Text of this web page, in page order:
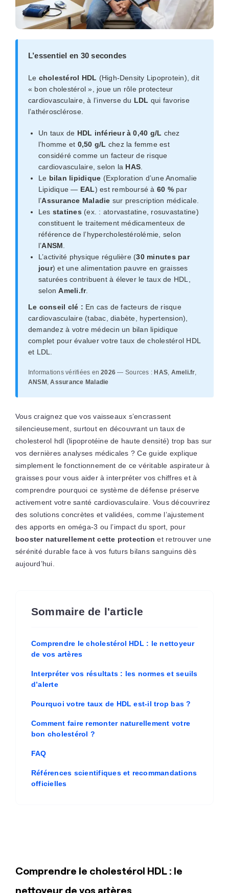
L’essentiel en 30 secondes
Le cholestérol HDL (High-Density Lipoprotein), dit
« bon cholestérol », joue un rôle protecteur
cardiovasculaire, à l’inverse du LDL qui favorise
l’athérosclérose.
Un taux de HDL inférieur à 0,40 g/L chez
l’homme et 0,50 g/L chez la femme est
considéré comme un facteur de risque
cardiovasculaire, selon la HAS
Le bilan lipidique (Exploration d’une Anomalie
Lipidique — EAL) est remboursé à 60 %par
l’Assurance Maladie sur prescription médicale.
Les statines (ex. : atorvastatine, rosuvastatine)
constituent le traitement médicamenteux de
référence de l’hypercholestérolémie, selon
l’ANSM
L’activité physique régulière (30 minutes par
jour) et une alimentation pauvre en graisses
saturées contribuent à élever le taux de HDL,
selonAmeli.fr.
Le conseil clé : En cas de facteurs de risque
cardiovasculaire (tabac, diabète, hypertension),
demandez à votre médecin un bilan lipidique
complet pour évaluer votre taux de cholestérol HDL
et LDL.
Informations vérifiées en2026 — Sources :HAS Ameli.fr
ANSM,Assurance Maladie
Vous craignez que vos vaisseaux s’encrassent
silencieusement, surtout en découvrant un taux de
cholesterol hdl (lipoprotéine de haute densité) trop bas sur
vos dernières analyses médicales ? Ce guide explique
simplement le fonctionnement de ce véritable aspirateur à
graisses pour vous aider à interpréter vos chiffres et à
comprendre pourquoi ce système de défense préserve
activement votre santé cardiovasculaire. Vous découvrirez
des solutions concrètes et validées, comme l’ajustement
des apports en oméga-3 ou l’impact du sport, pour
booster naturellement cette protection et retrouver une
sérénité durable face à vos futurs bilans sanguins dès
aujourd’hui.
Sommaire de l'article
Comprendre le cholestérol HDL : le nettoyeur
de vos artères
Interpréter vos résultats : les normes et seuils
d’alerte
Pourquoi votre taux de HDL est-il trop bas ?
Comment faire remonter naturellement votre
bon cholestérol ?
FAQ
Références scientifiques et recommandations
officielles
Comprendre le cholestérol HDL: le
nettoyeur de vos artères